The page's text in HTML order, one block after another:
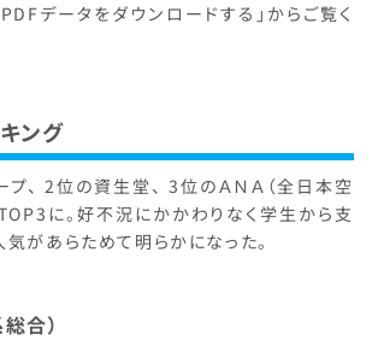
データをダウンロードする」からご覧く
ング
プ、 2位の資生堂、 3位のＡＮＡ（全日本空
に。好不況にかかわりなく学生から支
があらためて明らかになった。
合）